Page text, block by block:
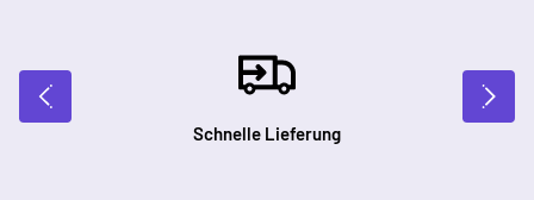
Schnelle Lieferung